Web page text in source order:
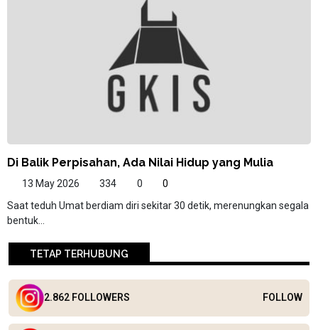
Di Balik Perpisahan, Ada Nilai Hidup yang Mulia
13 May 2026 334 0
0
Saat teduh Umat berdiam diri sekitar 30 detik, merenungkan segala
bentuk...
TETAP TERHUBUNG
2.862 FOLLOWERS FOLLOW